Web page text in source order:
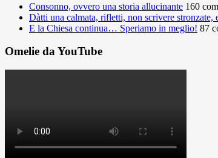
Consonno, ovvero una storia allucinante 160
Dàtti una calmata, rifletti, non scrivere
E la Chiesa continua… Speriamo in meglio! 87
Omelie da YouTube